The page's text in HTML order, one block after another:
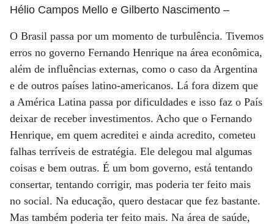
Hélio Campos Mello e Gilberto Nascimento –
O Brasil passa por um momento de turbulência. Tivemos
erros no governo Fernando Henrique na área econômica,
além de influências externas, como o caso da Argentina
e de outros países latino-americanos. Lá fora dizem que
a América Latina passa por dificuldades e isso faz o País
deixar de receber investimentos. Acho que o Fernando
Henrique, em quem acreditei e ainda acredito, cometeu
falhas terríveis de estratégia. Ele delegou mal algumas
coisas e bem outras. É um bom governo, está tentando
consertar, tentando corrigir, mas poderia ter feito mais
no social. Na educação, quero destacar que fez bastante.
Mas também poderia ter feito mais. Na área de saúde,